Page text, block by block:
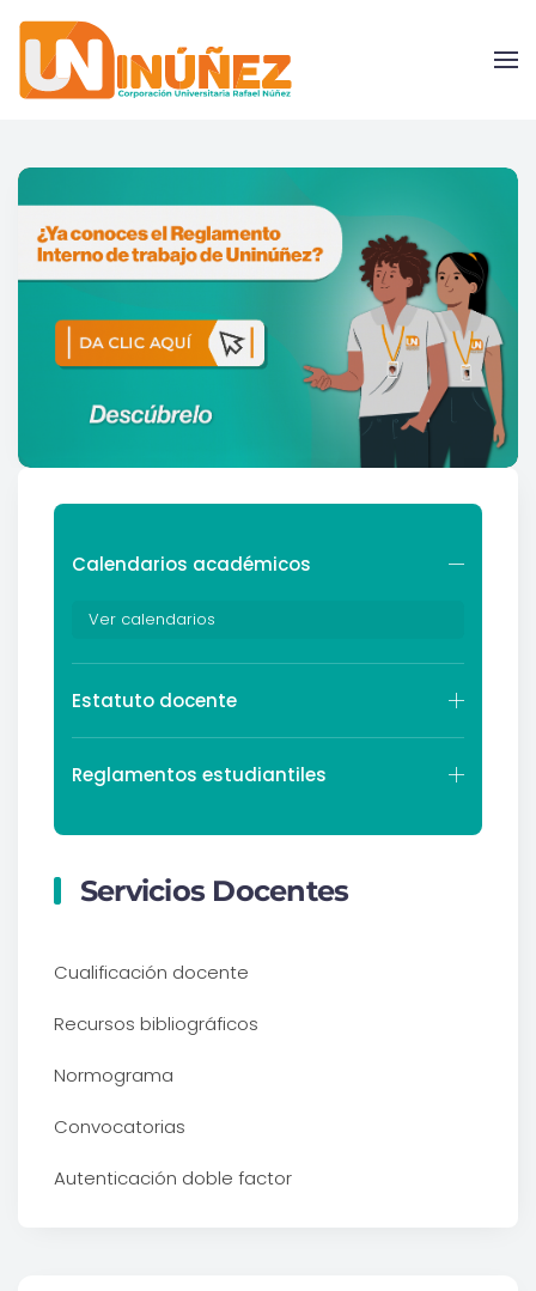
Skip to main content
Calendarios académicos
Ver calendarios
Estatuto docente
Reglamentos estudiantiles
Servicios Docentes
Cualificación docente
Recursos bibliográficos
Normograma
Convocatorias
Autenticación doble factor